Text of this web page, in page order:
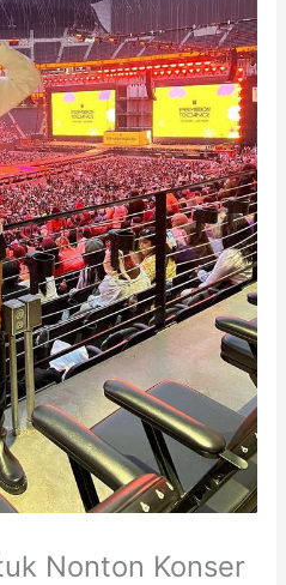
Nonton Konser